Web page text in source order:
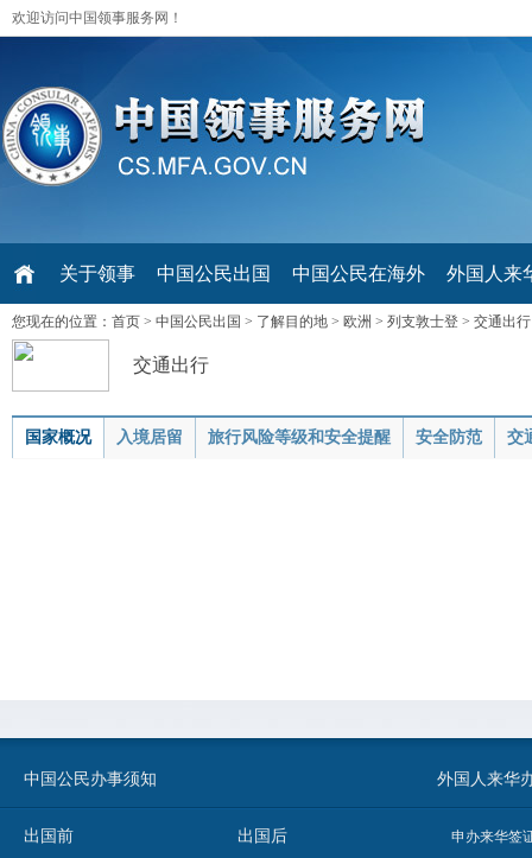
欢迎访问中国领事服务网！
关于领事 中国公民出国 中国公民在海外 外国人来
您现在的位置： 首页 > 中国公民出国 > 了解目的地 > 欧洲 > 列支敦士登 > 交通出行
交通出行
国家概况 入境居留 旅行风险等级和安全提醒 安全防范 交
中国公民办事须知 外国人来华
出国前 出国后
申办来华签